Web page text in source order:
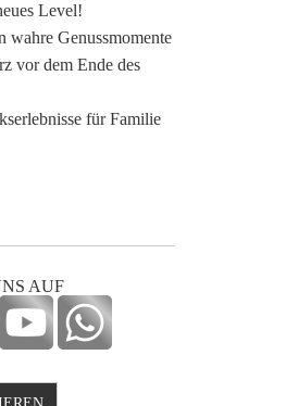
Level!
wahre Genussmomente
vor dem Ende des
für Familie
AUF